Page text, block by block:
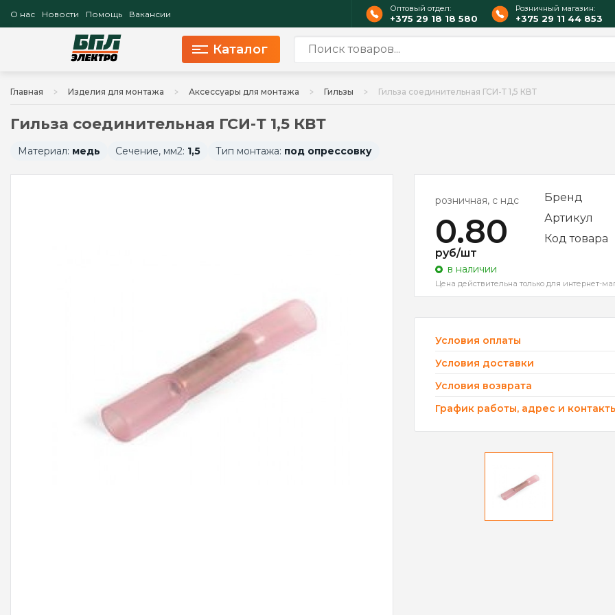
О нас Новости Помощь Вакансии
Оптовый отдел:
+375 29 18 18 580
Розничный магазин:
+375 29 11 44 853
Каталог
Главная Изделия для монтажа Аксессуары для монтажа Гильзы Гильза соединительная ГСИ-Т 1,5 КВТ
Гильза соединительная ГСИ-Т 1,5 КВТ
Материал: медь Сечение, мм2: 1,5 Тип монтажа: под опрессовку
розничная, с ндс
0.80
руб/шт
в наличии
Цена действительна только для интернет-
Бренд
Артикул
Код товара
Условия оплаты
Условия доставки
Условия возврата
График работы, адрес и